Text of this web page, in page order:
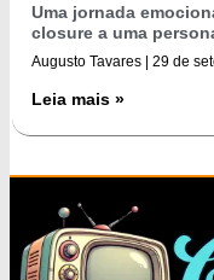
Uma jornada
closure a uma
Augusto Tavares 29 de
Leia mais »